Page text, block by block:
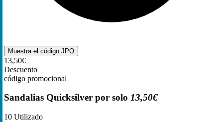
Muestra el código JPQ
13,50€
Descuento
código promocional
Sandalias Quicksilver por solo 13,50€
10 Utilizado